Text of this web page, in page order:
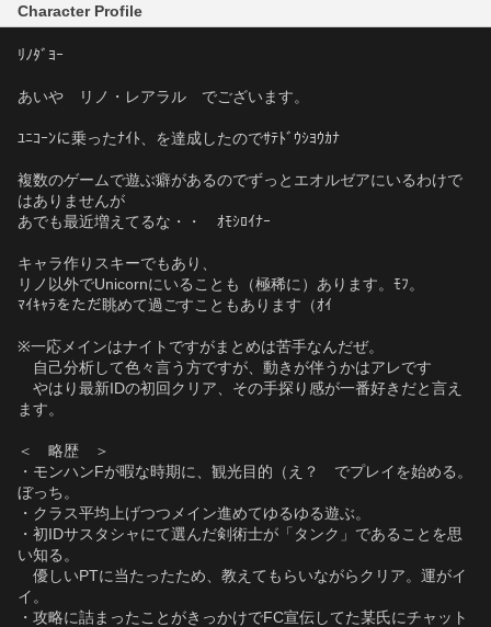
Character Profile
ﾘﾉﾀﾞﾖｰ
あいや　リノ・レアラル　でございます。
ﾕﾆｺｰﾝに乗ったﾅｲﾄ、を達成したのでｻﾃﾄﾞｳｼﾖｳｶﾅ
複数のゲームで遊ぶ癖があるのでずっとエオルゼアにいるわけで
はありませんが
あでも最近増えてるな・・　ｵﾓｼﾛｲﾅｰ
キャラ作りスキーでもあり、
リノ以外でUnicornにいることも（極稀に）あります。ﾓﾌ。
ﾏｲｷｬﾗをただ眺めて過ごすこともあります（ｵｲ
※一応メインはナイトですがまとめは苦手なんだぜ。
自己分析して色々言う方ですが、動きが伴うかはアレです
やはり最新IDの初回クリア、その手探り感が一番好きだと言え
ます。
＜　略歴　＞
・モンハンFが暇な時期に、観光目的（え？　でプレイを始める。
ぼっち。
・クラス平均上げつつメイン進めてゆるゆる遊ぶ。
・初IDサスタシャにて選んだ剣術士が「タンク」であることを思
い知る。
優しいPTに当たったため、教えてもらいながらクリア。運がイ
イ。
・攻略に詰まったことがきっかけでFC宣伝してた某氏にチャット